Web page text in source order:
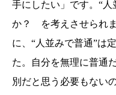
手にしたい」です。“
か？ を考えさせられ
に、“人並みで普通”は
た。自分を無理に普通
別だと思う必要もない